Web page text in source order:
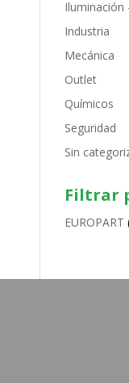
Iluminación
Industria
Mecánica
Outlet
Químicos
Seguridad
Sin
Filtrar
EUROPART